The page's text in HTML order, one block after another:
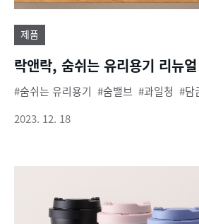
제품
락앤락, 숨쉬는 유리용기 리뉴
숨쉬는 유리용기 숨밸브 과일청
담
2023. 12. 18